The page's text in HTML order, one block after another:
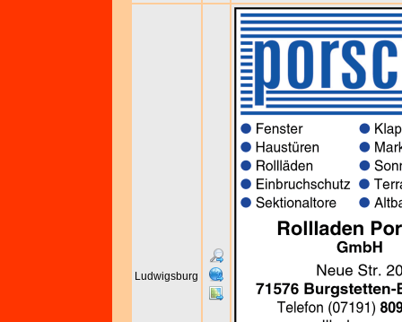
Ludwigsburg